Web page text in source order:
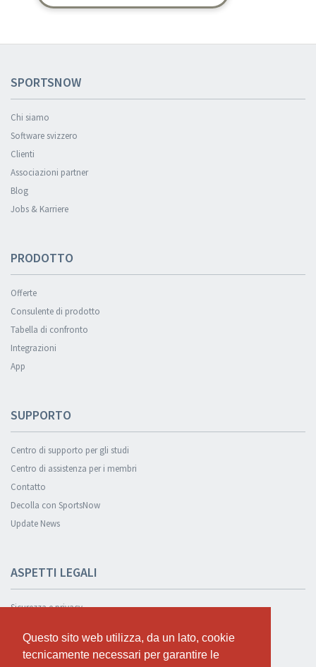
Questo sito web utilizza, da un lato, cookie
tecnicamente necessari per garantire le
Questo sito web utilizza, da un lato, cookie
tecnicamente necessari per garantire le
SPORTSNOW
Chi siamo
Software svizzero
Clienti
Associazioni partner
Blog
Jobs & Karriere
PRODOTTO
Offerte
Consulente di prodotto
Tabella di confronto
Integrazioni
App
SUPPORTO
Centro di supporto per gli studi
Centro di assistenza per i membri
Contatto
Decolla con SportsNow
Update News
ASPETTI LEGALI
Sicurezza e privacy
Condizioni Generali
Cookie Policy